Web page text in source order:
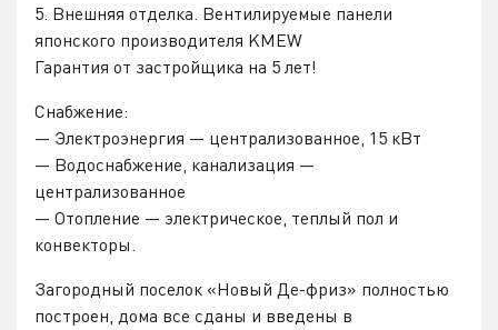
5. Внешняя отделка. Вентилируемые панели
японского производителя KMEW
Гарантия от застройщика на 5 лет!
Снабжение:
— Электроэнергия — централизованное, 15 кВт
— Водоснабжение, канализация —
централизованное
— Отопление — электрическое, теплый пол и
конвекторы.
Загородный поселок «Новый Де-фриз» полностью
построен, дома все сданы и введены в